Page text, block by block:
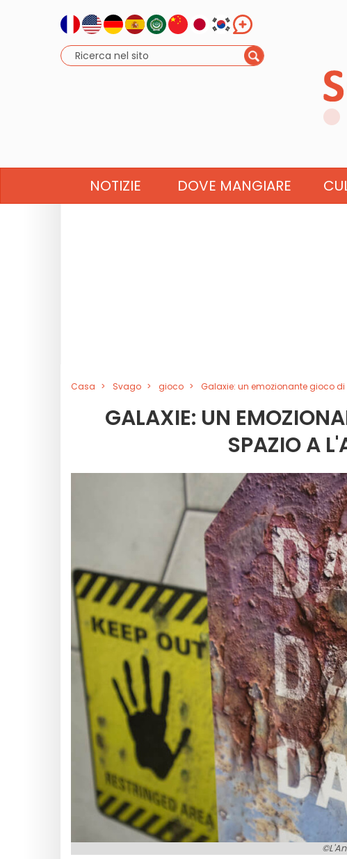
NOTIZIE DOVE MANGIARE
Casa Svago gioco Galaxie: un emozionante gioco
GALAXIE: UN
SPAZIO A